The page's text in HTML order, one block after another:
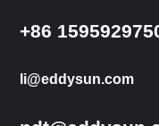
+86
li@eddysun.com